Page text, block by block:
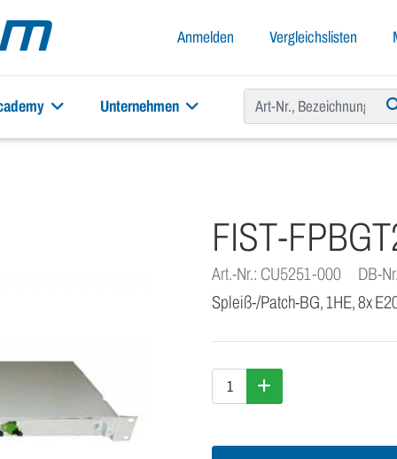
Anmelden Vergleichslisten
Unternehmen
FIST-
Art.-Nr.: CU5251-000
DB-
Spleiß-/Patch-BG, 1HE, 8x